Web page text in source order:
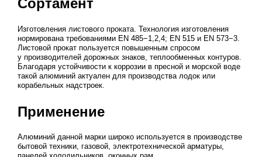
Изготовления листового проката. Технология изготовления
нормирована требованиями EN 485−1,2,4; EN 515 и EN 573−3.
Листовой прокат пользуется повышенным спросом
у производителей дорожных знаков, теплообменных контуров.
Благодаря устойчивости к коррозии в пресной и морской воде
такой алюминий актуален для производства лодок или
корабельных надстроек.
Применение
Алюминий данной марки широко используется в производстве
бытовой техники, газовой, электротехнической арматуры,